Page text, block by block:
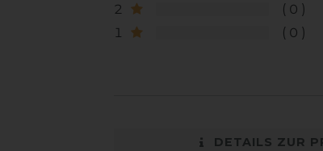
2
0
1
0
DETAILS ZUR